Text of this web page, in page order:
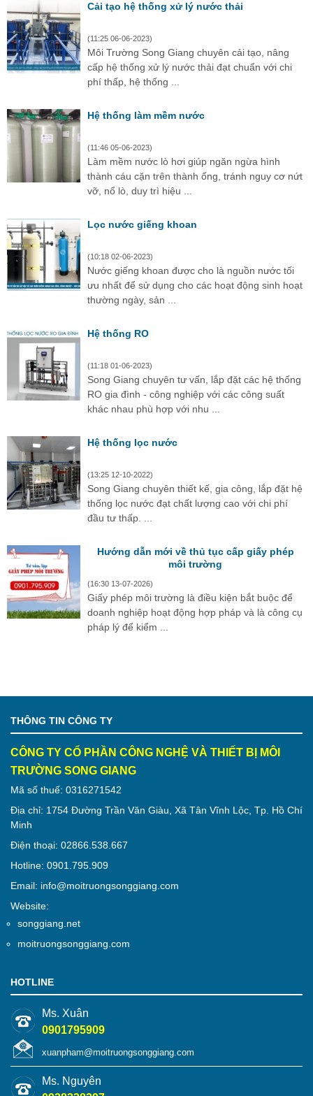
Cải tạo hệ thống xử lý nước thải
(11:25 06-06-2023)
Môi Trường Song Giang chuyên cải tạo, nâng
cấp hệ thống xử lý nước thải đạt chuẩn với chi
phí thấp, hệ thống ...
Hệ thống làm mềm nước
(11:46 05-06-2023)
Làm mềm nước lò hơi giúp ngăn ngừa hình
thành cáu cặn trên thành ống, tránh nguy cơ nứt
vỡ, nổ lò, duy trì hiệu ...
Lọc nước giếng khoan
(10:18 02-06-2023)
Nước giếng khoan được cho là nguồn nước tối
ưu nhất để sử dụng cho các hoạt động sinh hoạt
thường ngày, sản ...
Hệ thống RO
(11:18 01-06-2023)
Song Giang chuyên tư vấn, lắp đặt các hệ thống
RO gia đình - công nghiệp với các công suất
khác nhau phù hợp với nhu ...
Hệ thống lọc nước
(13:25 12-10-2022)
Song Giang chuyên thiết kế, gia công, lắp đặt hệ
thống lọc nước đạt chất lượng cao với chi phí
đầu tư thấp. ...
Hướng dẫn mới về thủ tục cấp giấy phép
môi trường
(16:30 13-07-2026)
Giấy phép môi trường là điều kiện bắt buộc để
doanh nghiệp hoạt động hợp pháp và là công cụ
pháp lý để kiểm ...
THÔNG TIN CÔNG TY
CÔNG TY CỔ PHẦN CÔNG NGHỆ VÀ THIẾT BỊ MÔI
TRƯỜNG SONG GIANG
Mã số thuế: 0316271542
Địa chỉ: 1754 Đường Trần Văn Giàu, Xã Tân Vĩnh Lộc, Tp. Hồ Chí
Minh
Điện thoại: 02866.538.667
Hotline: 0901.795.909
Email: info@moitruongsonggiang.com
Website:
songgiang.net
moitruongsonggiang.com
HOTLINE
Ms. Xuân
0901795909
xuanpham@moitruongsonggiang.com
Ms. Nguyên